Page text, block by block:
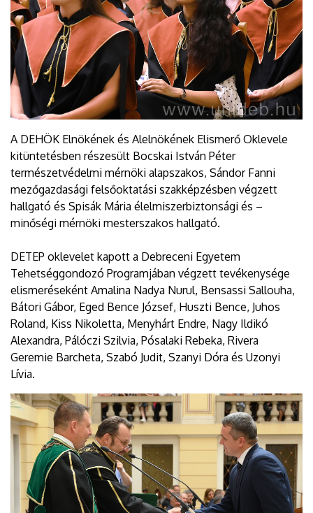
A DEHÖK Elnökének és Alelnökének Elismerő Oklevele
kitüntetésben részesült Bocskai István Péter
természetvédelmi mérnöki alapszakos, Sándor Fanni
mezőgazdasági felsőoktatási szakképzésben végzett
hallgató és Spisák Mária élelmiszerbiztonsági és –
minőségi mérnöki mesterszakos hallgató.
DETEP oklevelet kapott a Debreceni Egyetem
Tehetséggondozó Programjában végzett tevékenysége
elismeréseként Amalina Nadya Nurul, Bensassi Sallouha,
Bátori Gábor, Eged Bence József, Huszti Bence, Juhos
Roland, Kiss Nikoletta, Menyhárt Endre, Nagy Ildikó
Alexandra, Pálóczi Szilvia, Pósalaki Rebeka, Rivera
Geremie Barcheta, Szabó Judit, Szanyi Dóra és Uzonyi
Lívia.